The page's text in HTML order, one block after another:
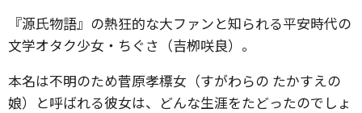
『源氏物語』の熱狂的な大ファンと知られる平安時代の
文学オタク少女・ちぐさ（吉栁咲良）。
本名は不明のため菅原孝標女（すがわらの たかすえの
娘）と呼ばれる彼女は、どんな生涯をたどったのでしょ